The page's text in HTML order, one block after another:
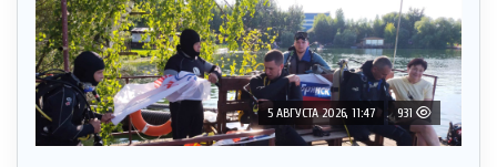
5 АВГУСТА 2026, 11:47 931